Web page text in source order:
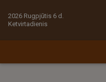
2026 Rugpjūtis 6 d.
Ketvirtadienis